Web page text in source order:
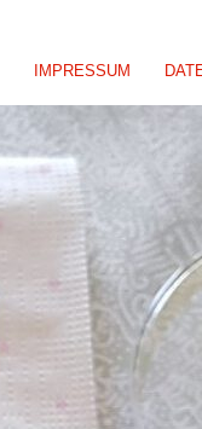
IMPRESSUM